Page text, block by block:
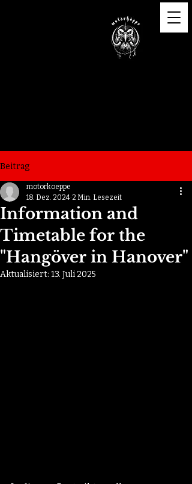
Beitrag
Information and
Timetable for the
"Hangöver in Hanover"
motorkoeppe
18. Dez. 2024 2 Min. Lesezeit
Aktualisiert: 13. Juli 2025